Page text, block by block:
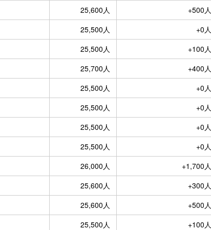
25,600人
+500人
25,500人
+0人
25,500人
+100人
25,700人
+400人
25,500人
+0人
25,500人
+0人
25,500人
+0人
25,500人
+0人
26,000人
+1,700人
25,600人
+300人
25,600人
+500人
25,500人 +100人